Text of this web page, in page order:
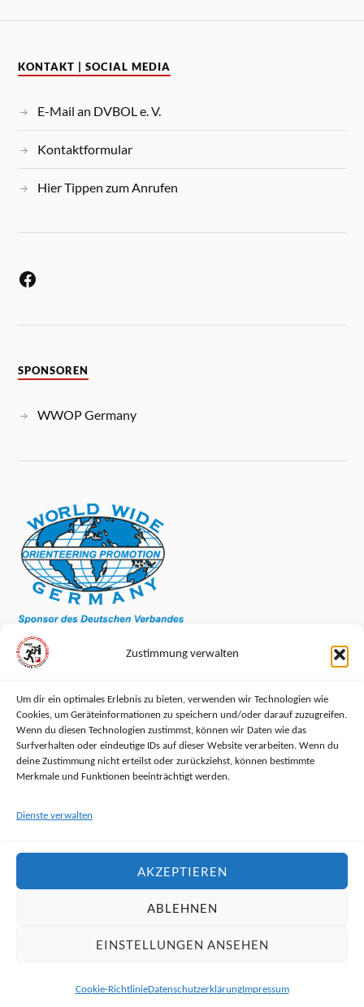
Zustimmung verwalten
Um dir ein optimales Erlebnis zu bieten, verwenden wir Technologien wie
Cookies, um Geräteinformationen zu speichern und/oder darauf zuzugreifen.
Wenn du diesen Technologien zustimmst, können wir Daten wie das
Surfverhalten oder eindeutige IDs auf dieser Website verarbeiten. Wenn du
deine Zustimmung nicht erteilst oder zurückziehst, können bestimmte
Merkmale und Funktionen beeinträchtigt werden.
Dienste verwalten
AKZEPTIEREN
ABLEHNEN
EINSTELLUNGEN ANSEHEN
Cookie-RichtlinieDatenschutzerklärungImpressum
KONTAKT | SOCIAL MEDIA
E-Mail an DVBOL e. V.
Kontaktformular
Hier Tippen zum Anrufen
SPONSOREN
WWOP Germany
RECHTLICHES
Impressum
NORÉN